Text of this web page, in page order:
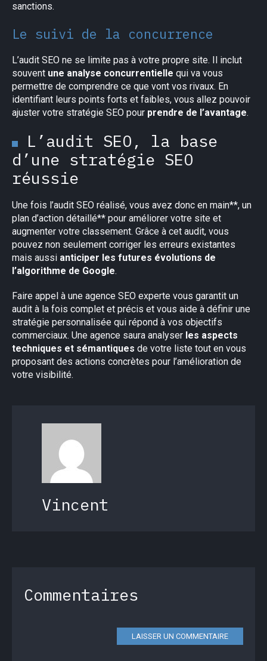
sanctions.
Le suivi de la concurrence
L’audit SEO ne se limite pas à votre propre site. Il inclut
souvent une analyse concurrentielle qui va vous
permettre de comprendre ce que vont vos rivaux. En
identifiant leurs points forts et faibles, vous allez pouvoir
ajuster votre stratégie SEO pour prendre de l’avantage.
L’audit SEO, la base
d’une stratégie SEO
réussie
Une fois l’audit SEO réalisé, vous avez donc en main**, un
plan d’action détaillé** pour améliorer votre site et
augmenter votre classement. Grâce à cet audit, vous
pouvez non seulement corriger les erreurs existantes
mais aussi anticiper les futures évolutions de
l’algorithme de Google.
Faire appel à une agence SEO experte vous garantit un
audit à la fois complet et précis et vous aide à définir une
stratégie personnalisée qui répond à vos objectifs
commerciaux. Une agence saura analyser les aspects
techniques et sémantiques de votre liste tout en vous
proposant des actions concrètes pour l’amélioration de
votre visibilité.
Vincent
Commentaires
LAISSER UN COMMENTAIRE